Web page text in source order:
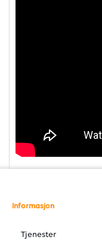
Informasjon
Tjenester